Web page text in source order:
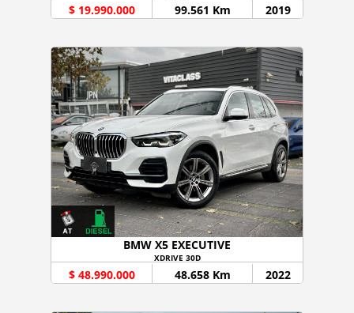
$ 19.990.000 99.561 Km 2019
BMW X5 EXECUTIVE
XDRIVE 30D
$ 48.990.000 48.658 Km 2022